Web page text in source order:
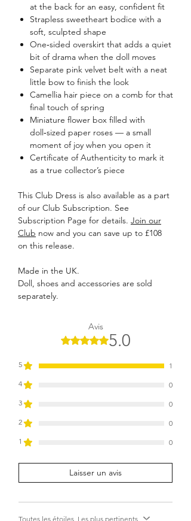
at the back for an easy, confident fit
Strapless sweetheart bodice with a
soft, sculpted shape
One‑sided overskirt that adds a quiet
bit of drama when the doll moves
Separate pink velvet belt with a neat
little bow to finish the look
Camellia hair piece on a comb for that
final touch of spring
Miniature flower box filled with
doll‑sized paper roses — a small
moment of joy when you open it
Certificate of Authenticity to mark it
as a true collector’s piece​ ​
This Club Dress is also available as a part
of our Club Subscription. See
Subscription Page for details. Join our
Club now and you can save up to £108
on this release.
Made in the UK.
Doll, shoes and accessories are sold
separately.
Avis
Noté 5 sur 5.5.0
5
1
4
0
3
0
2
0
1
0
Laisser un avis
Toutes les étoiles, Les plus pertinents